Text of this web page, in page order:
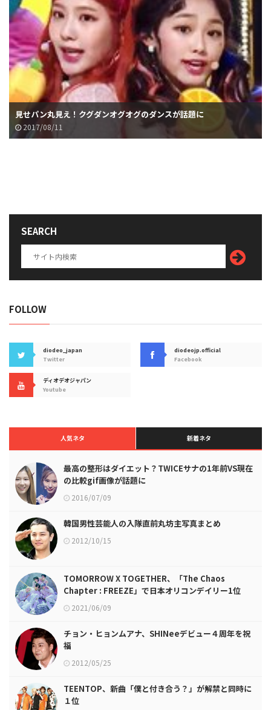
見せパン丸見え！クグダンオグオグのダンスが話題に
2017/08/11
SEARCH
FOLLOW
diodeo_japan
Twitter
diodeojp.official
Facebook
ディオデオジャパン
Youtube
人気ネタ 新着ネタ
最高の整形はダイエット？TWICEサナの1年前VS現在
の比較gif画像が話題に
2016/07/09
韓国男性芸能人の入隊直前丸坊主写真まとめ
2012/10/15
TOMORROW X TOGETHER、「The Chaos
Chapter : FREEZE」で日本オリコンデイリー1位
2021/06/09
チョン・ヒョンムアナ、SHINeeデビュー４周年を祝
福
2012/05/25
TEENTOP、新曲「僕と付き合う？」が解禁と同時に
１位